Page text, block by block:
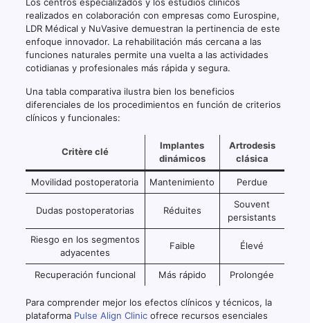
realizados en colaboración con empresas como Eurospine,
LDR Médical y NuVasive demuestran la pertinencia de este
enfoque innovador. La rehabilitación más cercana a las
funciones naturales permite una vuelta a las actividades
cotidianas y profesionales más rápida y segura.
Una tabla comparativa ilustra bien los beneficios
diferenciales de los procedimientos en función de criterios
clínicos y funcionales:
Critère clé
Implantes
dinámicos
Artrodesis
clásica
Movilidad postoperatoria Mantenimiento Perdue
Dudas postoperatorias Réduites
Souvent
persistants
Riesgo en los segmentos
adyacentes
Faible Élevé
Recuperación funcional Más rápido Prolongée
Para comprender mejor los efectos clínicos y técnicos, la
plataforma Pulse Align Clinicofrece recursos esenciales